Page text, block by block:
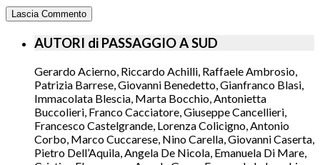
AUTORI di PASSAGGIO A SUD
Gerardo Acierno, Riccardo Achilli, Raffaele Ambrosio,
Patrizia Barrese, Giovanni Benedetto, Gianfranco Blasi,
Immacolata Blescia, Marta Bocchio, Antonietta
Buccolieri, Franco Cacciatore, Giuseppe Cancellieri,
Francesco Castelgrande, Lorenza Colicigno, Antonio
Corbo, Marco Cuccarese, Nino Carella, Giovanni Caserta,
Pietro Dell’Aquila, Angela De Nicola, Emanuela Di Mare,